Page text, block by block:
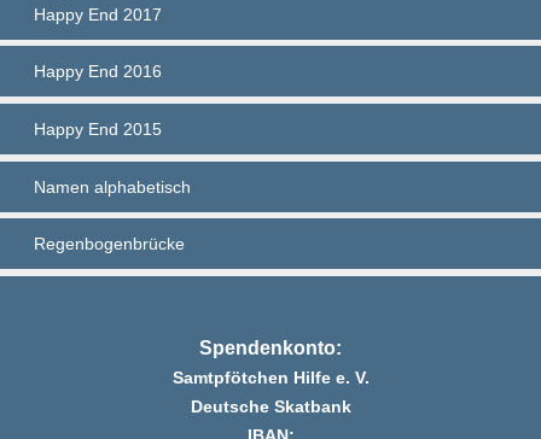
Happy End 2017
Happy End 2016
Happy End 2015
Namen alphabetisch
Regenbogenbrücke
Spendenkonto:
Samtpfötchen Hilfe e. V.
Deutsche Skatbank